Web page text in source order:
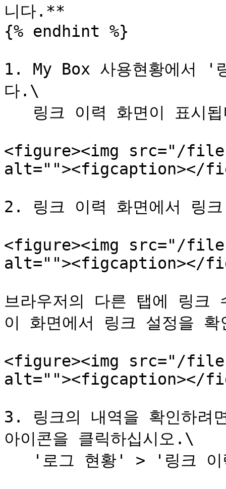
니다.**
{% endhint %}
1. My Box 사용현황에서 '
다.\
<figure><img src="/files/
alt=""><figcaption></
2. 링크 이력 화면에서 링
<figure><img src="/files/
alt=""><figcaption></
브라우저의 다른 탭에 링크
이 화면에서 링크 설정을
<figure><img src="/
alt=""><figcaption></
3. 링크의 내역을 확인하려
아이콘을 클릭하십시오.\